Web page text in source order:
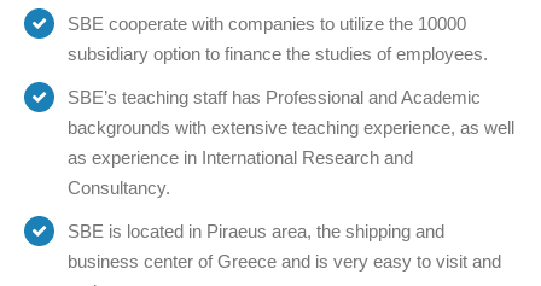
SBE cooperate with companies to utilize the 10000
subsidiary option to finance the studies of employees.
SBE’s teaching staff has Professional and Academic
backgrounds with extensive teaching experience, as well
as experience in International Research and
Consultancy.
SBE is located in Piraeus area, the shipping and
business center of Greece and is very easy to visit and